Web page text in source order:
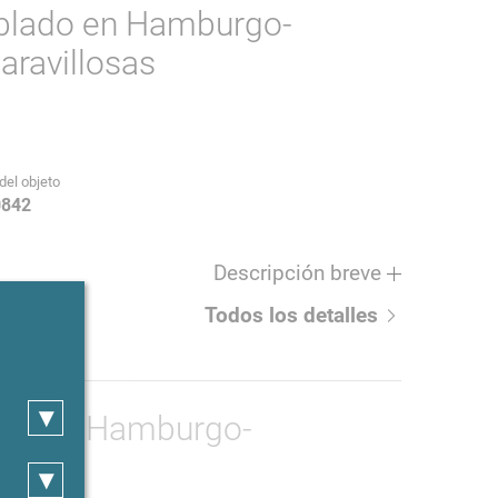
en Hamburgo-
objeto
Descripción breve
Todos los detalles
en Hamburgo-
▾
▾